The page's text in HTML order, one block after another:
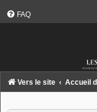
FAQ
Vers le site Accueil